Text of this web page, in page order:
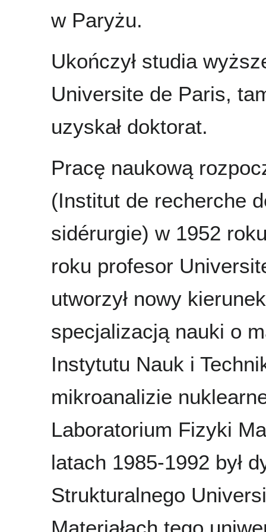
w Paryżu.
Ukończył studia
Universite de Paris,
uzyskał doktorat.
Pracę naukową
(Institut de recherche
sidérurgie) w 1952
roku profesor
utworzył nowy
specjalizacją nauki o
Instytutu Nauk i
mikroanalizie
Laboratorium Fizyki
latach 1985-1992 był
Strukturalnego